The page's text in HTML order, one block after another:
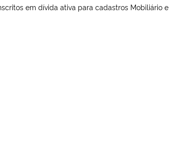
em dívida ativa para cadastros Mobiliário e